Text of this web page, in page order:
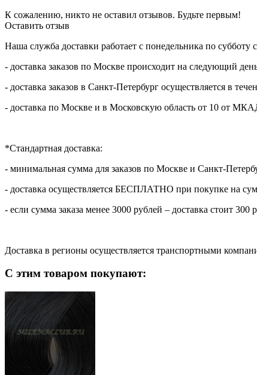
К сожалению, никто не оставил отзывов. Будьте первым!
Оставить отзыв
Наша служба доставки работает с понедельника по субботу
- доставка заказов по Москве происходит на следующий
- доставка заказов в Санкт-Петербург осуществляется в
- доставка по Москве и в Московскую область от 10 от
*Стандартная доставка:
- минимальная сумма для заказов по Москве и Санкт-
- доставка осуществляется БЕСПЛАТНО при покупке на
- если сумма заказа менее 3000 рублей – доставка стоит 300
Доставка в регионы осуществляется транспортными
С этим товаром покупают: